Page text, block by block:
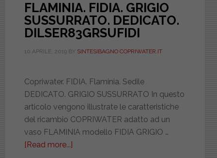
FLAMINIA. FIDIA. GRIGIO
SUSSURRATO. DEDICATO.
DILSER83GRSUFIDI
10 APRILE, 2019BY SINTESIBAGNO COPRIWATER.IT
Copriwater. FIDIA. Flaminia. Sedile
DEDICATO. GRIGIO SUSSURRATO In questo
articolo vengono illustrate le caratteristiche
del ricambio COPRIWATER adatto ad un
vaso FLAMINIA modello FIDIA GRIGIO …
[Read more...]